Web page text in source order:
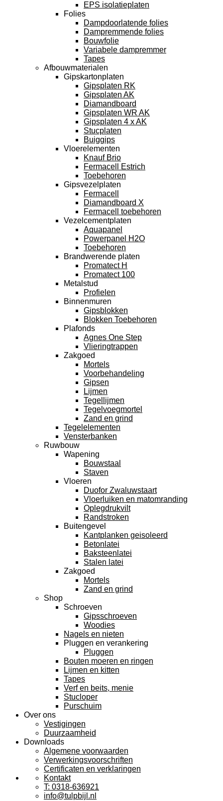
EPS isolatieplaten
Folies
Dampdoorlatende folies
Dampremmende folies
Bouwfolie
Variabele dampremmer
Tapes
Afbouwmaterialen
Gipskartonplaten
Gipsplaten RK
Gipsplaten AK
Diamandboard
Gipsplaten WR AK
Gipsplaten 4 x AK
Stucplaten
Buiggips
Vloerelementen
Knauf Brio
Fermacell Estrich
Toebehoren
Gipsvezelplaten
Fermacell
Diamandboard X
Fermacell toebehoren
Vezelcementplaten
Aquapanel
Powerpanel H2O
Toebehoren
Brandwerende platen
Promatect H
Promatect 100
Metalstud
Profielen
Binnenmuren
Gipsblokken
Blokken Toebehoren
Plafonds
Agnes One Step
Vlieringtrappen
Zakgoed
Mortels
Voorbehandeling
Gipsen
Lijmen
Tegellijmen
Tegelvoegmortel
Zand en grind
Tegelelementen
Vensterbanken
Ruwbouw
Wapening
Bouwstaal
Staven
Vloeren
Duofor Zwaluwstaart
Vloerluiken en matomranding
Oplegdrukvilt
Randstroken
Buitengevel
Kantplanken geisoleerd
Betonlatei
Baksteenlatei
Stalen latei
Zakgoed
Mortels
Zand en grind
Shop
Schroeven
Gipsschroeven
Woodies
Nagels en nieten
Pluggen en verankering
Pluggen
Bouten moeren en ringen
Lijmen en kitten
Tapes
Verf en beits, menie
Stucloper
Purschuim
Over ons
Vestigingen
Duurzaamheid
Downloads
Algemene voorwaarden
Verwerkingsvoorschriften
Certificaten en verklaringen
Kontakt
T: 0318-636921
info@tulpbijl.nl